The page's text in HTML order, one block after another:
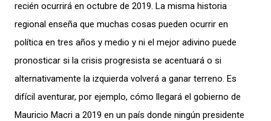
recién ocurrirá en octubre de 2019. La misma historia
regional enseña que muchas cosas pueden ocurrir en
política en tres años y medio y ni el mejor adivino puede
pronosticar si la crisis progresista se acentuará o si
alternativamente la izquierda volverá a ganar terreno. Es
difícil aventurar, por ejemplo, cómo llegará el gobierno de
Mauricio Macri a 2019 en un país donde ningún presidente